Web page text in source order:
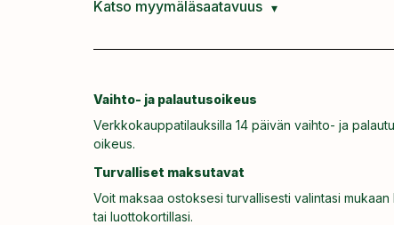
Katso myymäläsaatavuus
Vaihto- ja palautusoikeus
Verkkokauppatilauksilla 14 päivän vaihto- ja
oikeus.
Turvalliset maksutavat
Voit maksaa ostoksesi turvallisesti valintasi
tai luottokortillasi.